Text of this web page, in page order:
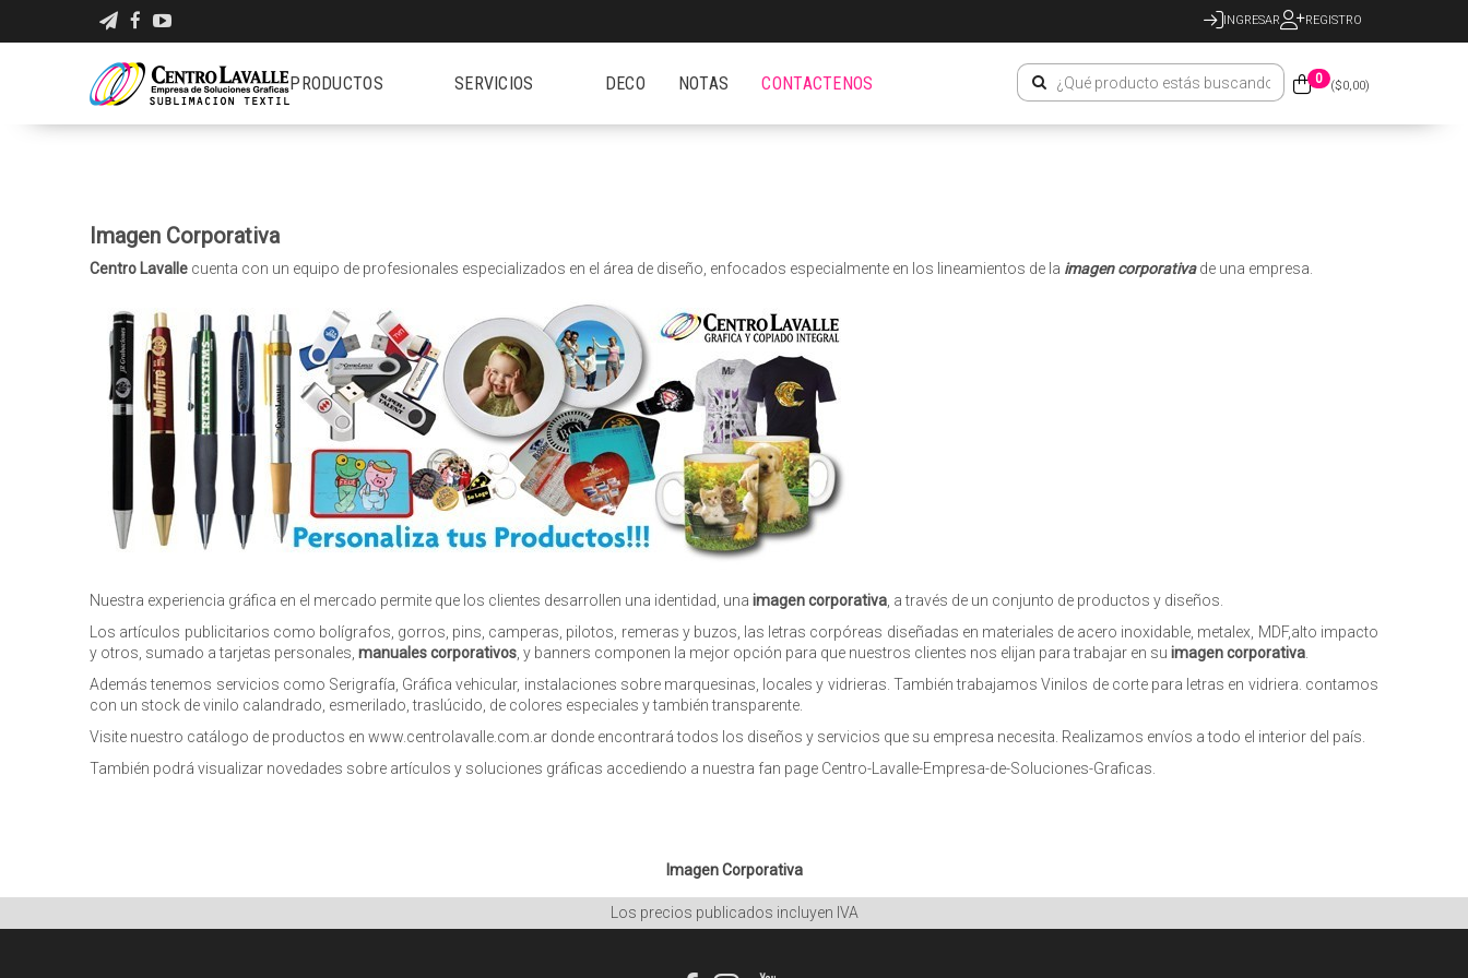
INGRESAR REGISTRO
0 ($0,00)
PRODUCTOS SERVICIOS DECO NOTAS CONTACTENOS
Imagen Corporativa
Centro Lavalle cuenta con un equipo de profesionales especializados en el área de diseño, enfocados especialmente en los lineamientos de la imagen corporativade una empresa.
Nuestra experiencia gráfica en el mercado permite que los clientes desarrollen una identidad, unaimagen corporativa , a través de un conjunto de productos y diseños.
Los artículos publicitarios como bolígrafos, gorros, pins, camperas, pilotos, remeras y buzos, las letras corpóreas diseñadas en materiales de acero inoxidable, metalex, MDF,alto impacto
y otros, sumado a tarjetas personales,manuales corporativos , y banners componen la mejor opción para que nuestros clientes nos elijan para trabajar en suimagen corporativa
Además tenemos servicios como Serigrafía, Gráfica vehicular, instalaciones sobre marquesinas, locales y vidrieras. También trabajamos Vinilos de corte para letras en vidriera. contamos
con un stock de vinilo calandrado, esmerilado, traslúcido, de colores especiales y también transparente.
Visite nuestro catálogo de productos enwww.centrolavalle.com.ar donde encontrará todos los diseños y servicios que su empresa necesita. Realizamos envíos a todo el interior del país.
También podrá visualizar novedades sobre artículos y soluciones gráficas accediendo a nuestra fan page Centro-Lavalle-Empresa-de-Soluciones-Graficas.
Imagen Corporativa
Los precios publicados incluyen IVA